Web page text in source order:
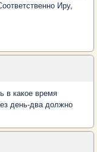
Иру,
в какое время
день-два должно